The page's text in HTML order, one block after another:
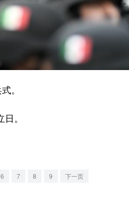
。
。
6 7 8 9 下一页